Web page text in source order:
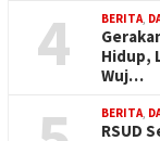
4 BERITA,
Hidup,
Wuj…
BERITA,
RSUD